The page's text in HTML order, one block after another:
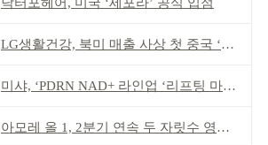
LG생활건강, 북미 매출 사상 첫 중국 ‘추월’
미샤, ‘PDRN NAD+ 라인업 ‘리프팅 마스크’ 출시
아모레 올 1, 2분기 연속 두 자릿수 영업이익률 기록